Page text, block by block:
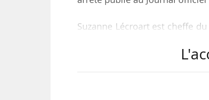
Suzanne Lécroart est cheffe
• Charline Nennig, en tant